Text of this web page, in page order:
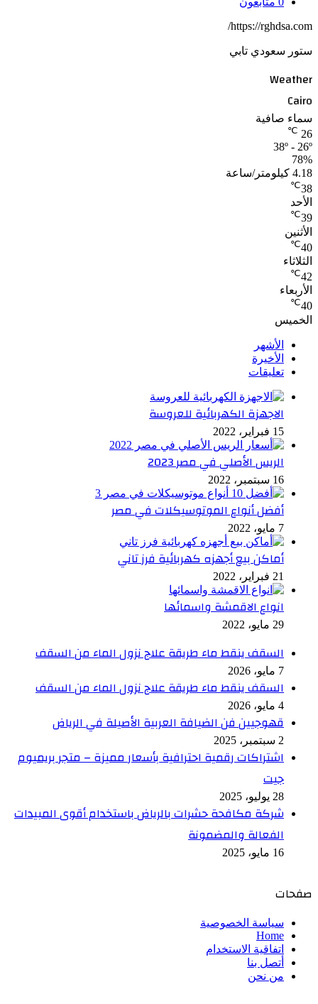
https://rghdsa.com/
ستور سعودي تابي
Weather
Cairo
سماء صافية
26
℃
38º - 26º
78%
4.18 كيلومتر/ساعة
38
℃
الأحد
39
℃
الأثنين
40
℃
الثلاثاء
42
℃
الأربعاء
40
℃
الخميس
الأشهر
الأخيرة
تعليقات
الاجهزة الكهربائية للعروسة
15 فبراير، 2022
الريس الأصلي في مصر 2023
16 سبتمبر، 2022
أفضل أنواع الموتوسيكلات في مصر
7 مايو، 2022
أماكن بيع أجهزه كهربائية فرز تاني
21 فبراير، 2022
انواع الاقمشة واسمائها
29 مايو، 2022
السقف ينقط ماء طريقة علاج نزول الماء من السقف
7 مايو، 2026
السقف ينقط ماء طريقة علاج نزول الماء من السقف
4 مايو، 2026
قهوجيين فن الضيافة العربية الأصيلة في الرياض
2 سبتمبر، 2025
اشتراكات رقمية احترافية بأسعار مميزة – متجر بريميوم
جيت
28 يوليو، 2025
شركة مكافحة حشرات بالرياض باستخدام أقوى المبيدات
الفعالة والمضمونة
16 مايو، 2025
صفحات
سياسة الخصوصية
Home
اتفاقية الاستخدام
أتصل بنا
من نحن